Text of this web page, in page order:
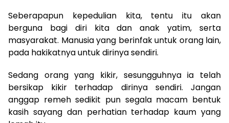
Seberapapun kepedulian kita, tentu itu akan
berguna bagi diri kita dan anak yatim, serta
masyarakat. Manusia yang berinfak untuk orang lain,
pada hakikatnya untuk dirinya sendiri.
Sedang orang yang kikir, sesungguhnya ia telah
bersikap kikir terhadap dirinya sendiri. Jangan
anggap remeh sedikit pun segala macam bentuk
kasih sayang dan perhatian terhadap kaum yang